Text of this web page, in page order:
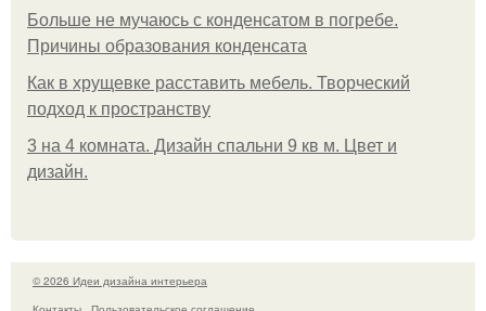
Больше не мучаюсь с конденсатом в погребе.
Причины образования конденсата
Как в хрущевке расставить мебель. Творческий
подход к пространству
3 на 4 комната. Дизайн спальни 9 кв м. Цвет и
дизайн.
© 2026 Идеи дизайна интерьера